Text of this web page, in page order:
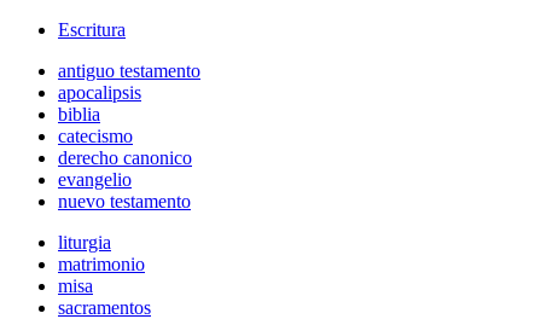
Escritura
antiguo testamento
apocalipsis
biblia
catecismo
derecho canonico
evangelio
nuevo testamento
liturgia
matrimonio
misa
sacramentos